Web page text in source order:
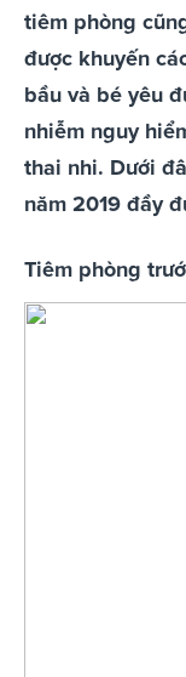
tiêm phòng
được khuyến
bầu và bé yêu
nhiễm nguy
thai nhi. Dưới
năm 2019 đầy
Tiêm phòng